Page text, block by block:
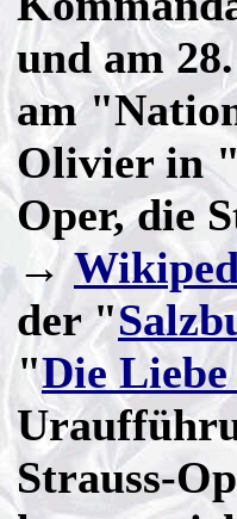
und am
am
Olivier in "
Oper, die
→
der "
"Die
Strauss-